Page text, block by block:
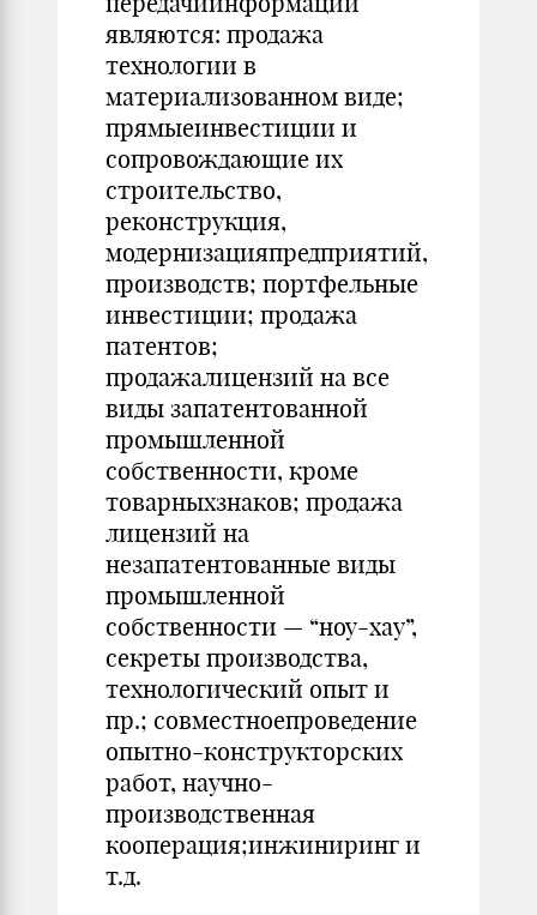
являются: продажа
технологии в
материализованном виде;
прямыеинвестиции и
сопровождающие их
строительство,
реконструкция,
модернизацияпредприятий,
производств; портфельные
инвестиции; продажа
патентов;
продажалицензий на все
виды запатентованной
промышленной
собственности, кроме
товарныхзнаков; продажа
лицензий на
незапатентованные виды
промышленной
собственности — “ноу-хау”,
секреты производства,
технологический опыт и
пр.; совместноепроведение
опытно-конструкторских
работ, научно-
производственная
кооперация;инжиниринг и
т.д.